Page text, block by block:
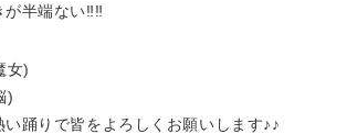
半端ない‼️‼️
女)
)
踊りで皆をよろしくお願いします♪♪